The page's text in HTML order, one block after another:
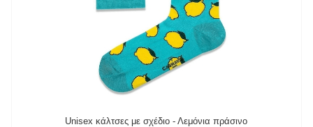
Unisex κάλτσες με σχέδιο - Λεμόνια πράσινο